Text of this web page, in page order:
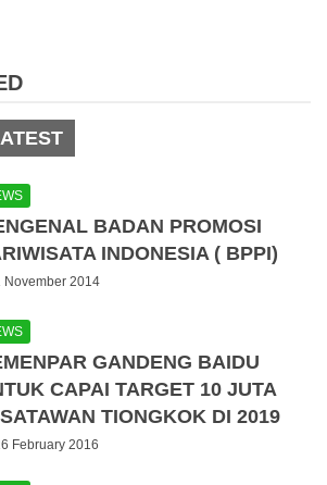
BADAN PROMOSI
INDONESIA ( BPPI)
November 2014
GANDENG BAIDU
CAPAI TARGET 10 JUTA
TIONGKOK DI 2019
February 2016